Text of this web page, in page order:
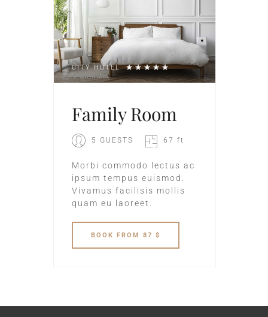
CITY HOTEL
Family Room
5 GUESTS 67 ft
Morbi commodo lectus ac
ipsum tempus euismod.
Vivamus facilisis mollis
quam eu laoreet.
BOOK FROM 87 $